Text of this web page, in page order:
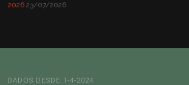
2026 23/07/2026
DADOS DESDE 1-4-2024